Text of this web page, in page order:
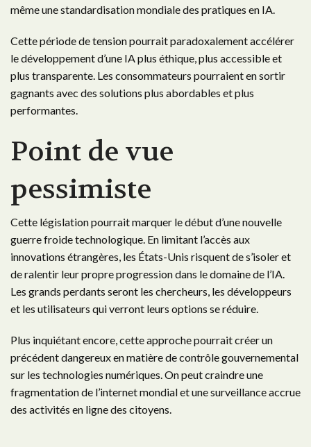
même une standardisation mondiale des pratiques en IA.
Cette période de tension pourrait paradoxalement accélérer
le développement d’une IA plus éthique, plus accessible et
plus transparente. Les consommateurs pourraient en sortir
gagnants avec des solutions plus abordables et plus
performantes.
Point de vue
pessimiste
Cette législation pourrait marquer le début d’une nouvelle
guerre froide technologique. En limitant l’accès aux
innovations étrangères, les États-Unis risquent de s’isoler et
de ralentir leur propre progression dans le domaine de l’IA.
Les grands perdants seront les chercheurs, les développeurs
et les utilisateurs qui verront leurs options se réduire.
Plus inquiétant encore, cette approche pourrait créer un
précédent dangereux en matière de contrôle gouvernemental
sur les technologies numériques. On peut craindre une
fragmentation de l’internet mondial et une surveillance accrue
des activités en ligne des citoyens.